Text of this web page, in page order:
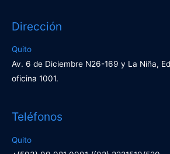
Dirección
Quito
Av. 6 de Diciembre N26-169 y La Niña,
oficina 1001.
Teléfonos
Quito